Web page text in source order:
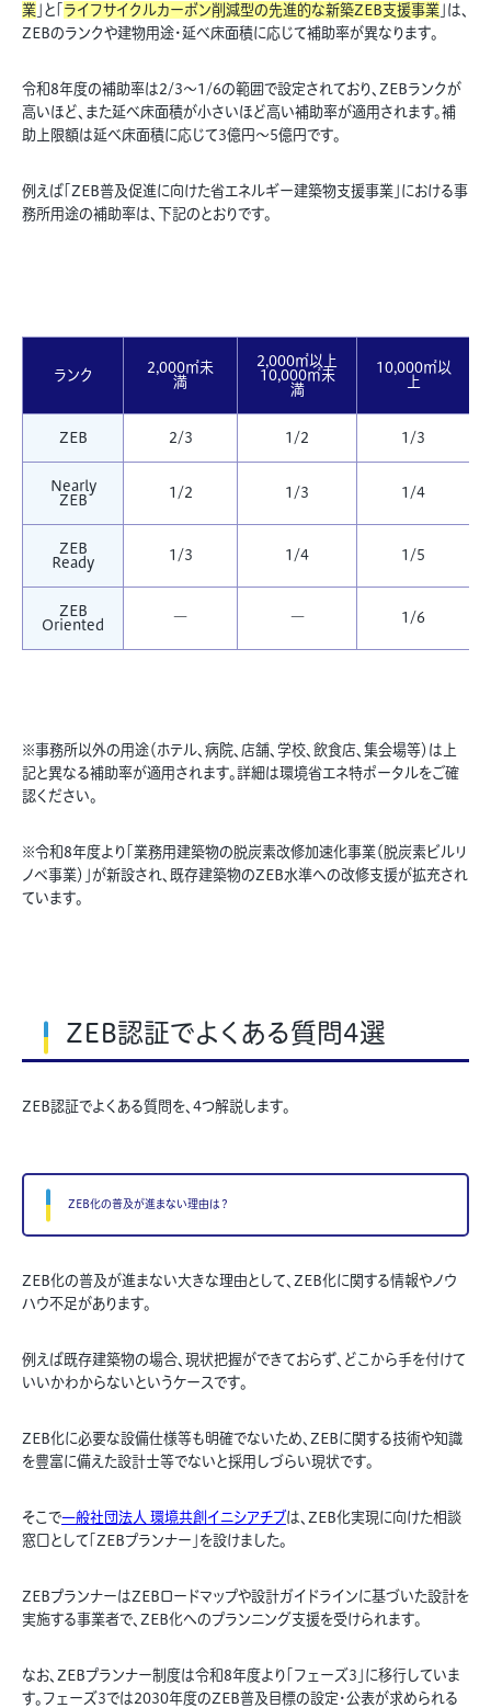
業」と「 ライフサイクルカーボン削減型の先進的な新築ZEB支援事業」は、
ZEBのランクや建物用途・延べ床面積に応じて補助率が異なります。
令和8年度の補助率は2/3〜1/6の範囲で設定されており、ZEBランクが
高いほど、また延べ床面積が小さいほど高い補助率が適用されます。補
助上限額は延べ床面積に応じて3億円〜5億円です。
例えば「ZEB普及促進に向けた省エネルギー建築物支援事業」における事
務所用途の補助率は、下記のとおりです。
ランク
2,000㎡未
満
2,000㎡以上
10,000㎡未
満
10,000㎡以
上
ZEB 2/3 1/2 1/3
Nearly
ZEB
1/2 1/3 1/4
ZEB
Ready
1/3 1/4 1/5
ZEB
Oriented
― ― 1/6
※事務所以外の用途（ホテル、病院、店舗、学校、飲食店、集会場等）は上
記と異なる補助率が適用されます。詳細は環境省エネ特ポータルをご確
認ください。
※令和8年度より「業務用建築物の脱炭素改修加速化事業（脱炭素ビルリ
ノベ事業）」が新設され、既存建築物のZEB水準への改修支援が拡充され
ています。
ZEB認証でよくある質問4選
ZEB認証でよくある質問を、4つ解説します。
ZEB化の普及が進まない理由は？
ZEB化の普及が進まない大きな理由として、ZEB化に関する情報やノウ
ハウ不足があります。
例えば既存建築物の場合、現状把握ができておらず、どこから手を付けて
いいかわからないというケースです。
ZEB化に必要な設備仕様等も明確でないため、ZEBに関する技術や知識
を豊富に備えた設計士等でないと採用しづらい現状です。
そこで一般社団法人 環境共創イニシアチブは、ZEB化実現に向けた相談
窓口として「ZEBプランナー」を設けました。
ZEBプランナーはZEBロードマップや設計ガイドラインに基づいた設計を
実施する事業者で、ZEB化へのプランニング支援を受けられます。
なお、ZEBプランナー制度は令和8年度より「フェーズ3」に移行していま
す。フェーズ3では2030年度のZEB普及目標の設定・公表が求められる